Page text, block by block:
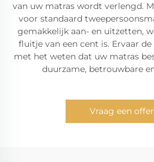
van uw matras wordt verlengd.
voor standaard
gemakkelijk aan- en uitzetten,
fluitje van een cent is. Ervaar
met het weten dat uw matras
duurzame, betrouwbare
Vraag een